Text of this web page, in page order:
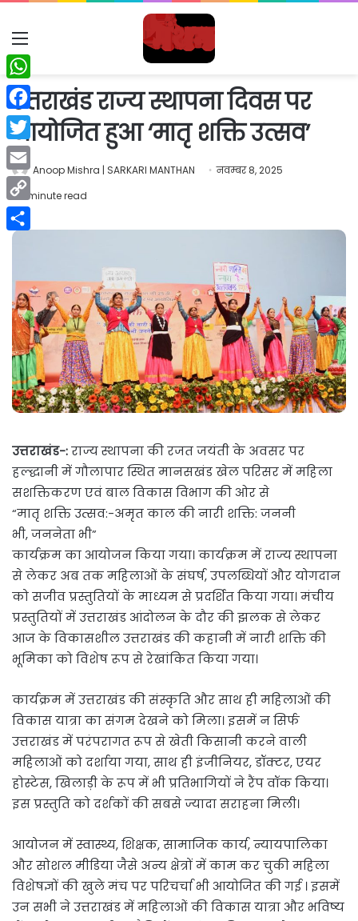
Menu
उत्तराखंड राज्य स्थापना दिवस पर
आयोजित हुआ ‘मातृ शक्ति उत्सव’
Anoop Mishra | SARKARI MANTHAN
नवम्बर 8, 2025
1 minute read
उत्तराखंड-:राज्य स्थापना की रजत जयंती के अवसर पर
हल्द्धानी में गौलापार स्थित मानसखंड खेल परिसर में महिला
सशक्तिकरण एवं बाल विकास विभाग की ओर से
“मातृ शक्ति उत्सव:-अमृत काल की नारी शक्ति: जननी
भी, जननेता भी”
कार्यक्रम का आयोजन किया गया। कार्यक्रम में राज्य स्थापना
से लेकर अब तक महिलाओं के संघर्ष, उपलब्धियों और योगदान
को सजीव प्रस्तुतियों के माध्यम से प्रदर्शित किया गया। मंचीय
प्रस्तुतियों में उत्तराखंड आंदोलन के दौर की झलक से लेकर
आज के विकासशील उत्तराखंड की कहानी में नारी शक्ति की
भूमिका को विशेष रूप से रेखांकित किया गया।
कार्यक्रम में उत्तराखंड की संस्कृति और साथ ही महिलाओं की
विकास यात्रा का संगम देखने को मिला। इसमें न सिर्फ
उत्तराखंड में परंपरागत रूप से खेती किसानी करने वाली
महिलाओं को दर्शाया गया, साथ ही इंजीनियर, डॉक्टर, एयर
होस्टेस, खिलाड़ी के रूप में भी प्रतिभागियों ने रैंप वॉक किया।
इस प्रस्तुति को दर्शकों की सबसे ज्यादा सराहना मिली।
आयोजन में स्वास्थ्य, शिक्षक, सामाजिक कार्य, न्यायपालिका
और सोशल मीडिया जैसे अन्य क्षेत्रों में काम कर चुकी महिला
विशेषज्ञों की खुले मंच पर परिचर्चा भी आयोजित की गई । इसमें
उन सभी ने उत्तराखंड में महिलाओं की विकास यात्रा और भविष्य
WhatsApp
Facebook
Twitter
Email
Copy
Link